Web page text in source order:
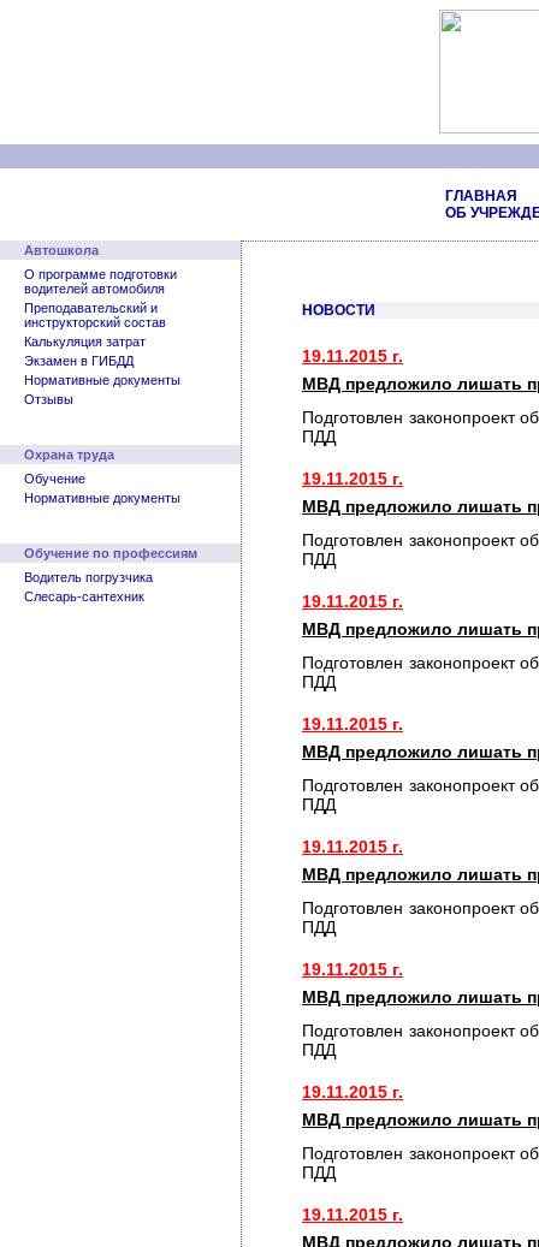
ГЛАВНАЯ
ОБ
Автошкола
О программе подготовки
водителей автомобиля
Преподавательский и
инструкторский состав
Калькуляция затрат
Экзамен в ГИБДД
Нормативные документы
Отзывы
Охрана труда
Обучение
Нормативные документы
Обучение по профессиям
Водитель погрузчика
Слесарь-сантехник
НОВОСТИ
19.11.2015 г.
МВД предложило лишать
Подготовлен законопроект
ПДД
19.11.2015 г.
МВД предложило лишать
Подготовлен законопроект
ПДД
19.11.2015 г.
МВД предложило лишать
Подготовлен законопроект
ПДД
19.11.2015 г.
МВД предложило лишать
Подготовлен законопроект
ПДД
19.11.2015 г.
МВД предложило лишать
Подготовлен законопроект
ПДД
19.11.2015 г.
МВД предложило лишать
Подготовлен законопроект
ПДД
19.11.2015 г.
МВД предложило лишать
Подготовлен законопроект
ПДД
19.11.2015 г.
МВД предложило лишать